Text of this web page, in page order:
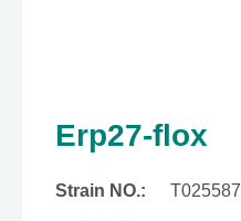
Erp27-flox
Strain NO.: T025587